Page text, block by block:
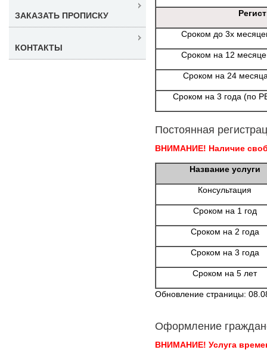
Сроком до 3х
Сроком на 12
Сроком на 24
Сроком на 3 года (по
Постоянная
ВНИМАНИЕ! Наличие
Название услуги
Консультация
Сроком на 1 год
Сроком на 2 года
Сроком на 3 года
Сроком на 5 лет
Обновление страницы:
Оформление
ВНИМАНИЕ! Услуга
ЗАКАЗАТЬ ПРОПИСКУ
КОНТАКТЫ